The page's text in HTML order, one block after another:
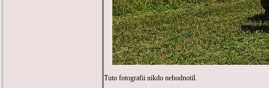
Tuto fotografii nikdo nehodnotil.